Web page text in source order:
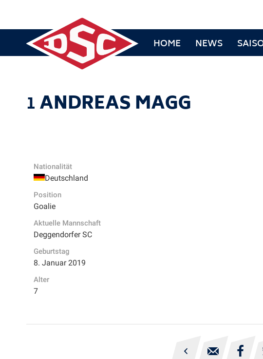
HOME NEWS
1ANDREAS MAGG
Nationalität
Deutschland
Position
Goalie
Aktuelle Mannschaft
Deggendorfer SC
Geburtstag
8. Januar 2019
Alter
7
  